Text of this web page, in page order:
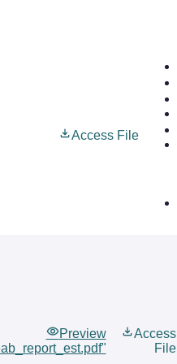
Access File
Preview
Access
File